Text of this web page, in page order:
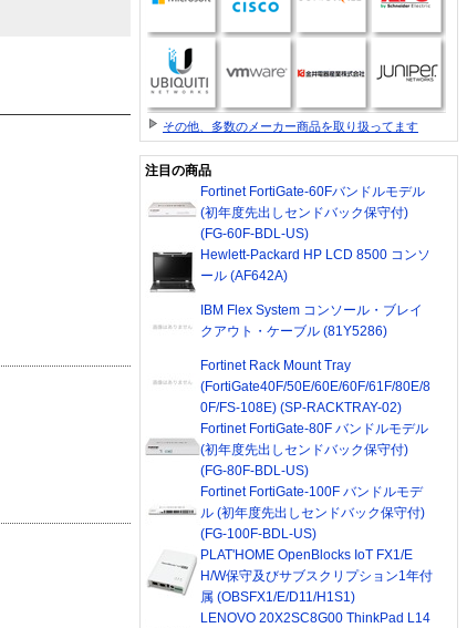
その他、多数のメーカー商品を取り扱ってます
注目の商品
Fortinet FortiGate-60Fバンドルモデル
(初年度先出しセンドバック保守付)
(FG-60F-BDL-US)
Hewlett-Packard HP LCD 8500 コンソ
ール (AF642A)
IBM Flex System コンソール・ブレイ
クアウト・ケーブル (81Y5286)
Fortinet Rack Mount Tray
(FortiGate40F/50E/60E/60F/61F/80E/8
0F/FS-108E) (SP-RACKTRAY-02)
Fortinet FortiGate-80F バンドルモデル
(初年度先出しセンドバック保守付)
(FG-80F-BDL-US)
Fortinet FortiGate-100F バンドルモデ
ル (初年度先出しセンドバック保守付)
(FG-100F-BDL-US)
PLAT'HOME OpenBlocks IoT FX1/E
H/W保守及びサブスクリプション1年付
属 (OBSFX1/E/D11/H1S1)
LENOVO 20X2SC8G00 ThinkPad L14